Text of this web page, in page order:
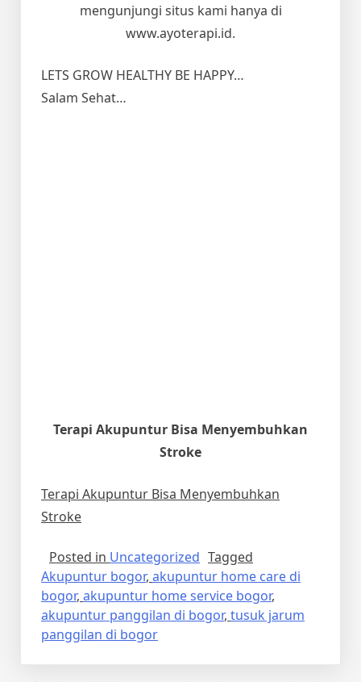
mengunjungi situs kami hanya di
www.ayoterapi.id.
LETS GROW HEALTHY BE HAPPY…
Salam Sehat…
Terapi Akupuntur Bisa Menyembuhkan
Stroke
Terapi Akupuntur Bisa Menyembuhkan
Stroke
Posted in Uncategorized Tagged
Akupuntur bogor, akupuntur home care di
bogor, akupuntur home service bogor,
akupuntur panggilan di bogor, tusuk jarum
panggilan di bogor